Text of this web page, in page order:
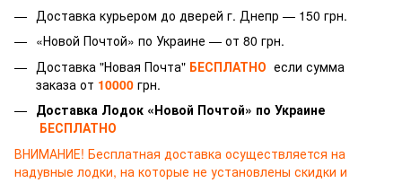
Доставка курьером до дверей г. Днепр — 150 грн.
«Новой Почтой» по Украине — от 80 грн.
Доставка "Новая Почта" БЕСПЛАТНО если сумма
заказа от 10000 грн.
Доставка Лодок «Новой Почтой» по Украине
БЕСПЛАТНО
ВНИМАНИЕ! Бесплатная доставка осуществляется на
надувные лодки, на которые не установлены скидки и